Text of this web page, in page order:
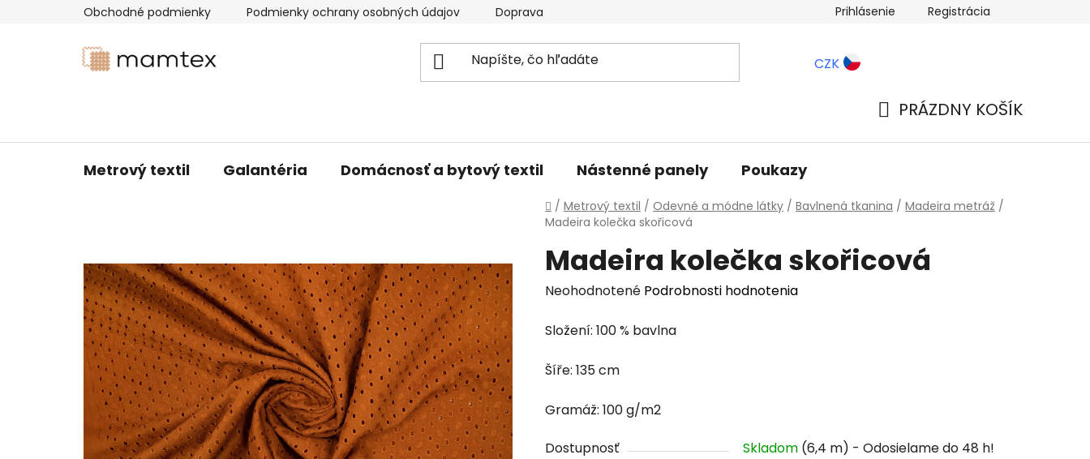
Obchodné podmienky Podmienky ochrany osobných údajov Doprava a platba Blog
Prihlásenie Registrácia
CZK
PRÁZDNY KOŠÍK
Metrový textil Galantéria Domácnosť a bytový textil Nástenné panely Poukazy
Domov
/ Metrový textil / Odevné a módne látky / Bavlnená tkanina / Madeira metráž /
Madeira kolečka skořicová
Madeira kolečka skořicová
Priemerné
produktu
0,0
hviezdičiek.
Neohodnotené Podrobnosti hodnotenia
Složení: 100 % bavlna
Šíře: 135 cm
Gramáž: 100 g/m2
Dostupnosť Skladom (6,4 m)